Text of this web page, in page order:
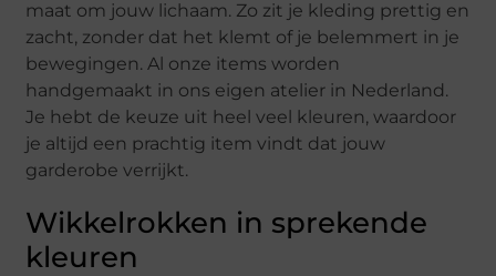
maat om jouw lichaam. Zo zit je kleding prettig en
zacht, zonder dat het klemt of je belemmert in je
bewegingen. Al onze items worden
handgemaakt in ons eigen atelier in Nederland.
Je hebt de keuze uit heel veel kleuren, waardoor
je altijd een prachtig item vindt dat jouw
garderobe verrijkt.
Wikkelrokken in sprekende
kleuren